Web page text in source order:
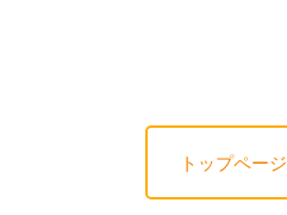
トップページ